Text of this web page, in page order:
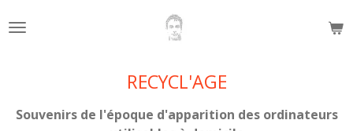
au
RECYCL'AGE
Souvenirs de l'époque d'apparition des ordinateurs